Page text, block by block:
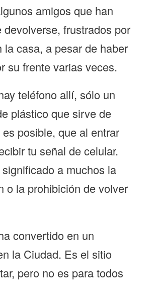
amigos que han
devolverse, frustrados por
la casa, a pesar de haber
su frente varias veces.
teléfono allí, sólo un
plástico que sirve de
es posible, que al entrar
tu señal de celular.
a muchos la
o la prohibición de volver
convertido en un
la Ciudad. Es el sitio
pero no es para todos